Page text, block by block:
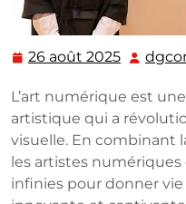
26 août 2025 26
2025
L’art numérique est
artistique qui a
visuelle. En combinant
les artistes
infinies pour donner